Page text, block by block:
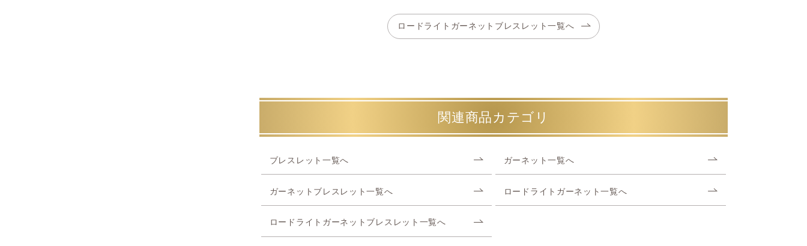
ロードライトガーネットブレスレット一覧へ
関連商品カテゴリ
ブレスレット一覧へ ガーネット一覧へ
ガーネットブレスレット一覧へ ロードライトガーネット一覧へ
ロードライトガーネットブレスレット一覧へ